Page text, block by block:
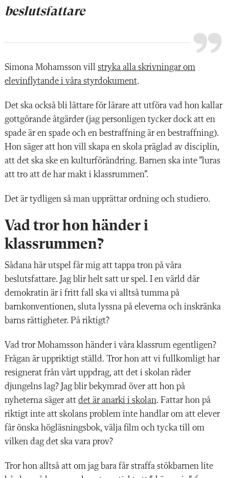
beslutsfattare
Simona Mohamsson vill stryka alla skrivningar om
elevinflytande i våra styrdokument.
Det ska också bli lättare för lärare att utföra vad hon kallar
gottgörande åtgärder (jag personligen tycker dock att en
spade är en spade och en bestraffning är en bestraffning).
Hon säger att hon vill skapa en skola präglad av disciplin,
att det ska ske en kulturförändring. Barnen ska inte ”luras
att tro att de har makt i klassrummen”.
Det är tydligen så man upprättar ordning och studiero.
Vad tror hon händer i
klassrummen?
Sådana här utspel får mig att tappa tron på våra
beslutsfattare. Jag blir helt satt ur spel. I en värld där
demokratin är i fritt fall ska vi alltså tumma på
barnkonventionen, sluta lyssna på eleverna och inskränka
barns rättigheter. På riktigt?
Vad tror Mohamsson händer i våra klassrum egentligen?
Frågan är uppriktigt ställd. Tror hon att vi fullkomligt har
resignerat från vårt uppdrag, att det i skolan råder
djungelns lag? Jag blir bekymrad över att hon på
nyheterna säger att det är anarki i skolan. Fattar hon på
riktigt inte att skolans problem inte handlar om att elever
får önska högläsningsbok, välja film och tycka till om
vilken dag det ska vara prov?
Tror hon alltså att om jag bara får straffa stökbarnen lite